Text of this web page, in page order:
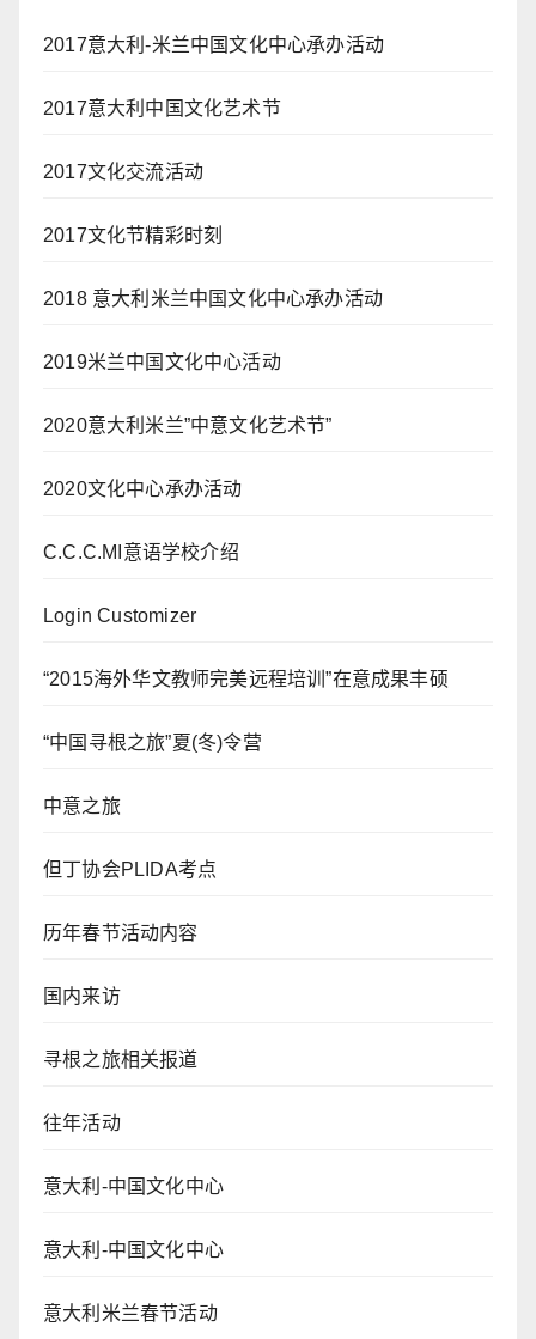
2017意大利-米兰中国文化中心承办活动
2017意大利中国文化艺术节
2017文化交流活动
2017文化节精彩时刻
2018 意大利米兰中国文化中心承办活动
2019米兰中国文化中心活动
2020意大利米兰”中意文化艺术节”
2020文化中心承办活动
C.C.C.MI意语学校介绍
Login Customizer
“2015海外华文教师完美远程培训”在意成果丰硕
“中国寻根之旅”夏(冬)令营
中意之旅
但丁协会PLIDA考点
历年春节活动内容
国内来访
寻根之旅相关报道
往年活动
意大利-中国文化中心
意大利-中国文化中心
意大利米兰春节活动